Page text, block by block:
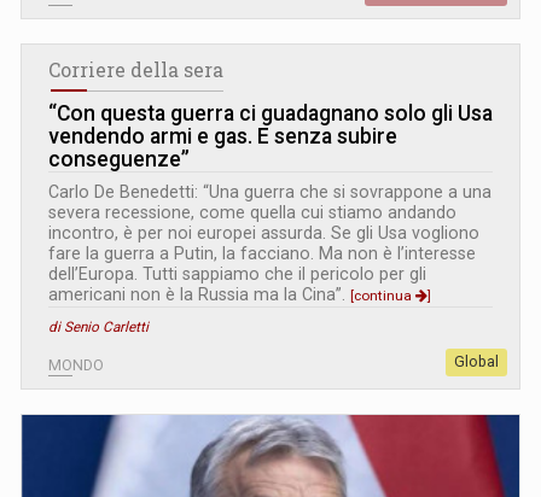
Corriere della sera
“Con questa guerra ci guadagnano solo gli Usa
vendendo armi e gas. E senza subire
conseguenze”
Carlo De Benedetti: “Una guerra che si sovrappone a una
severa recessione, come quella cui stiamo andando
incontro, è per noi europei assurda. Se gli Usa vogliono
fare la guerra a Putin, la facciano. Ma non è l’interesse
dell’Europa. Tutti sappiamo che il pericolo per gli
americani non è la Russia ma la Cina”. [continua
]
di Senio Carletti
MONDO Global